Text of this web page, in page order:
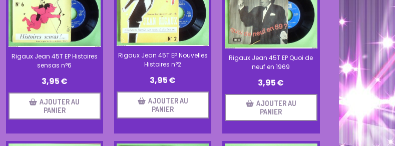
Rigaux Jean 45T EP Histoires
sensas n°6
3,95€
AJOUTER AU
PANIER
Rigaux Jean 45T EP Nouvelles
Histoires n°2
3,95€
AJOUTER AU
PANIER
Rigaux Jean 45T EP Quoi de
neuf en 1969
3,95€
AJOUTER AU
PANIER